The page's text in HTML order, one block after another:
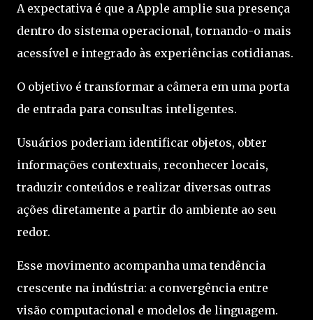
A expectativa é que a Apple amplie sua presença
dentro do sistema operacional, tornando-o mais
acessível e integrado às experiências cotidianas.
O objetivo é transformar a câmera em uma porta
de entrada para consultas inteligentes.
Usuários poderiam identificar objetos, obter
informações contextuais, reconhecer locais,
traduzir conteúdos e realizar diversas outras
ações diretamente a partir do ambiente ao seu
redor.
Esse movimento acompanha uma tendência
crescente na indústria: a convergência entre
visão computacional e modelos de linguagem.